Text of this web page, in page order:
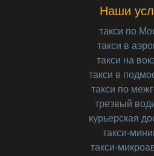
Наши
такси по
такси в
такси на
такси в
такси по
трезвый
курьерская
такси-
такси-